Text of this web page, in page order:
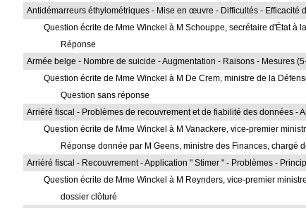
Antidémarreurs éthylométriques - Mise en œuvre - Difficultés - Efficacité
Question écrite de Mme Winckel à M Schouppe, secrétaire d'État à
Réponse
Armée belge - Nombre de suicide - Augmentation - Raisons - Mesures
Question écrite de Mme Winckel à M De Crem, ministre de la
Question sans réponse
Arriéré fiscal - Problèmes de recouvrement et de fiabilité des données -
Question écrite de Mme Winckel à M Vanackere, vice-premier
Réponse donnée par M Geens, ministre des Finances, chargé
Arriéré fiscal - Recouvrement - Application " Stimer " - Problèmes -
Question écrite de Mme Winckel à M Reynders, vice-premier
dossier clôturé